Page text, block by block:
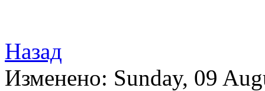
Назад
Изменено: Sunday, 09